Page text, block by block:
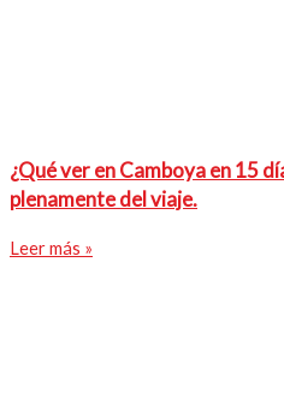
¿Qué ver en Camboya en 15
plenamente del viaje.
Leer más »